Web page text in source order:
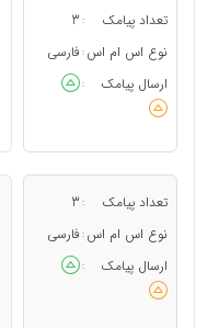
تعداد پیامک :
3
نوع اس ام اس : فارسی
ارسال پیامک
:
تعداد پیامک :
3
نوع اس ام اس : فارسی
ارسال پیامک
: